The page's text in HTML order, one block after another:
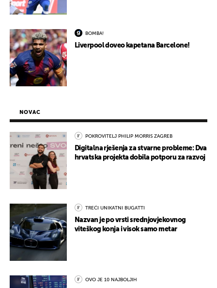
BOMBA!
Liverpool doveo kapetana Barcelone!
NOVAC
POKROVITELJ PHILIP MORRIS ZAGREB
Digitalna rješenja za stvarne probleme: Dva
hrvatska projekta dobila potporu za razvoj
TREĆI UNIKATNI BUGATTI
Nazvan je po vrsti srednjovjekovnog
viteškog konja i visok samo metar
OVO JE 10 NAJBOLJIH